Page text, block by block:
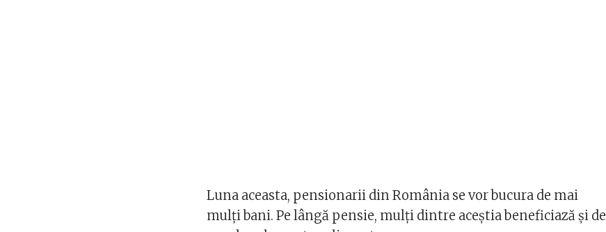
Luna aceasta, pensionarii din România se vor bucura de mai
mulți bani. Pe lângă pensie, mulți dintre aceștia beneficiază și de